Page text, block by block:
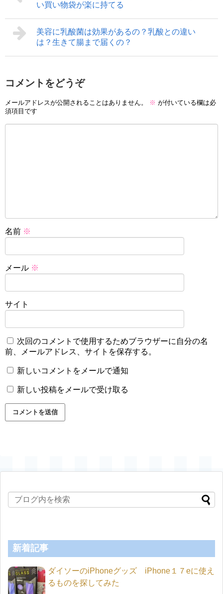
い買い物袋が楽に持てる
美容に乳酸菌は効果があるの？乳酸との違い
は？生きて腸まで届くの？
コメントをどうぞ
メールアドレスが公開されることはありません。 ※ が付いている欄は必
須項目です
名前 ※
メール ※
サイト
次回のコメントで使用するためブラウザーに自分の名
前、メールアドレス、サイトを保存する。
新しいコメントをメールで通知
新しい投稿をメールで受け取る
新着記事
ダイソーのiPhoneグッズ iPhone１７eに使え
るものを探してみた